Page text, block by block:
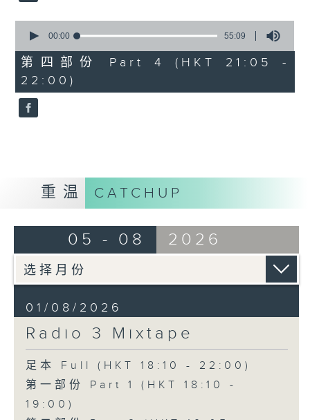
seconds
55
minutes,
9
seconds
00:00 55:09
第四部份 Part 4 (HKT 21:05 -
22:00)
重温 CATCHUP
05 - 08 2026
01/08/2026
Radio 3 Mixtape
足本 Full (HKT 18:10 - 22:00)
第一部份 Part 1 (HKT 18:10 -
19:00)